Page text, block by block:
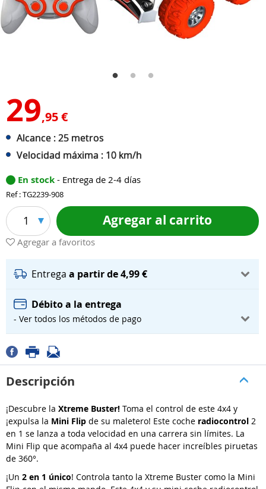
29,95 €
Alcance : 25 metros
Velocidad máxima : 10 km/h
En stock - Entrega de 2-4 días
Ref : TG2239-908
1 Agregar al carrito
Agregar a favoritos
Entrega a partir de 4,99 €
Débito a la entrega
- Ver todos los métodos de pago
Descripción
¡Descubre la Xtreme Buster! Toma el control de este 4x4 y
¡expulsa la Mini Flip de su maletero! Este coche radiocontrol 2
en 1 se lanza a toda velocidad en una carrera sin límites. La
Mini Flip que acompaña al 4x4 puede hacer increíbles piruetas
de 360°.
¡Un 2 en 1 único! Controla tanto la Xtreme Buster como la Mini